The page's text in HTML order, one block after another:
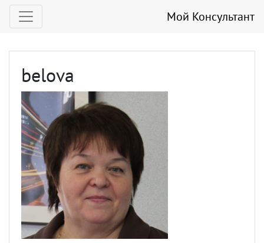
Мой Консультант
belova